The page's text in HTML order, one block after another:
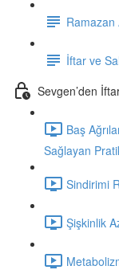
Ramazan
İftar ve
Sevgen’den
Baş
Sağlayan
Sindirimi
Şişkinlik